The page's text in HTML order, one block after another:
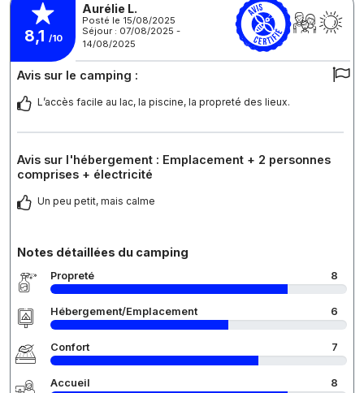
8,1 /10
Aurélie L.
Posté le 15/08/2025
Séjour : 07/08/2025 -
14/08/2025
Avis sur le camping :
L’accès facile au lac, la piscine, la propreté des lieux.
Avis sur l'hébergement : Emplacement + 2 personnes
comprises + électricité
Un peu petit, mais calme
Notes détaillées du camping
Propreté 8
Hébergement/Emplacement 6
Confort 7
Accueil 8